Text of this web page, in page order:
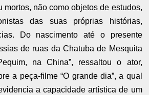
mortos, não como objetos de estudos,
das suas próprias histórias,
Do nascimento até o presente
de ruas da Chatuba de Mesquita
na China”, ressaltou o ator,
a peça-filme “O grande dia”, a qual
a capacidade artística de um